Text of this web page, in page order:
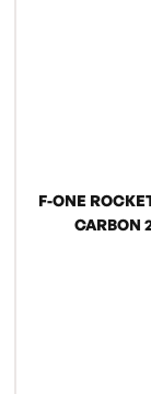
F-ONE
CARBON